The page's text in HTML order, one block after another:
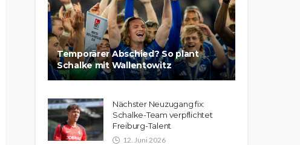
Temporärer Abschied? So plant
Schalke mit Wallentowitz
Nächster Neuzugang fix:
Schalke-Team verpflichtet
Freiburg-Talent
12. Juni 2026